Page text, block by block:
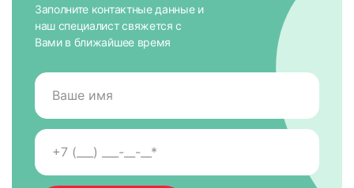
Заполните контактные данные и
наш специалист свяжется с
Вами в ближайшее время